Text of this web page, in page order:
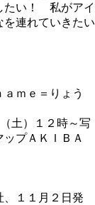
たい！ 私がアイ
を連れていきたい
ｍｅ＝りょう
土）１２時～写
ップＡＫＩＢＡ
、１１月２日発